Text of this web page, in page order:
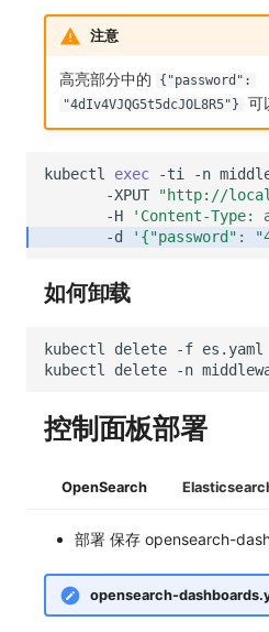
注意
高亮部分中的
{"password":
"4dIv4VJQG5t5dcJOL8R5"}
可
kubectl exec -ti -n
-XPUT
"http://
-H
'Content-
-d
'{"password":
如何卸载
kubectl delete -f
kubectl
delete -n
控制面板部署
OpenSearch
部署 保存 opensearch-
opensearch-